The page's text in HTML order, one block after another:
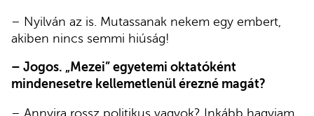
– Nyilván az is. Mutassanak nekem egy embert,
akiben nincs semmi hiúság!
– Jogos. „Mezei” egyetemi oktatóként
mindenesetre kellemetlenül érezné magát?
– Annyira rossz politikus vagyok? Inkább hagyjam